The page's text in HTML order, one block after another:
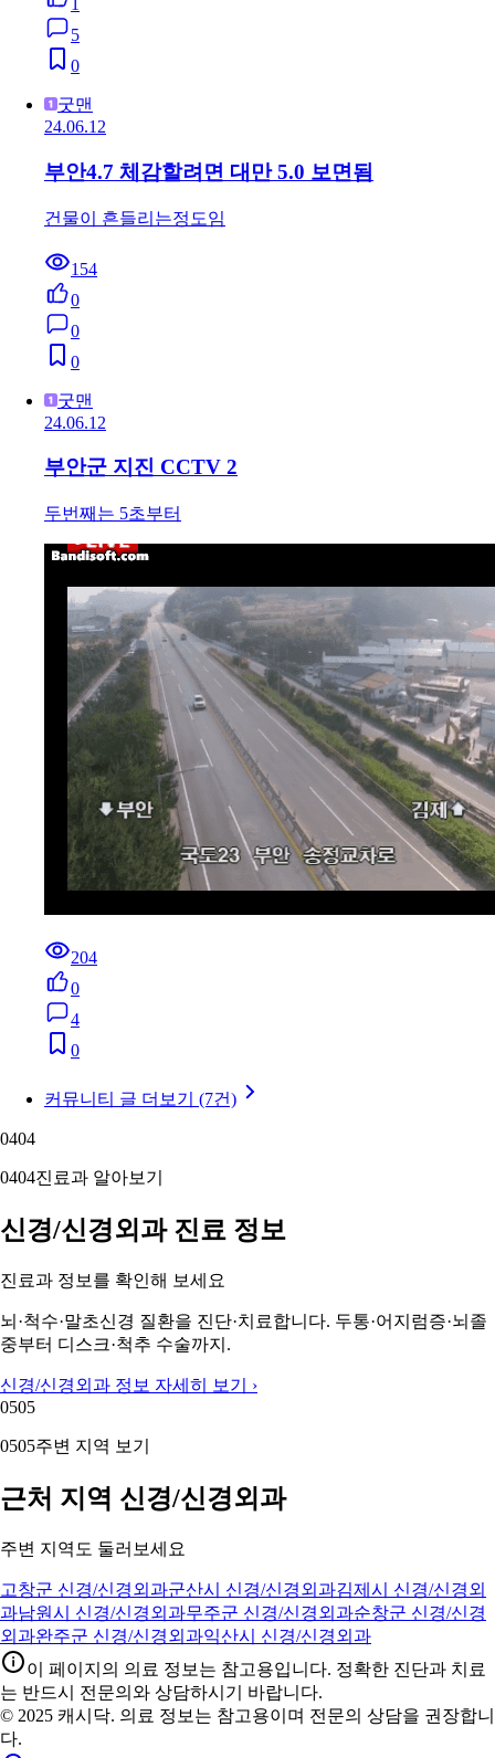
1
5
0
굿맨
24.06.12
부안4.7 체감할려면 대만 5.0 보면됨
건물이 흔들리는정도임
154
0
0
0
굿맨
24.06.12
부안군 지진 CCTV 2
두번째는 5초부터
204
0
4
0
커뮤니티 글 더보기 (7건)
0404
0404진료과 알아보기
신경/신경외과 진료 정보
진료과 정보를 확인해 보세요
뇌·척수·말초신경 질환을 진단·치료합니다. 두통·어지럼증·뇌졸
중부터 디스크·척추 수술까지.
신경/신경외과 정보 자세히 보기 ›
0505
0505주변 지역 보기
근처 지역 신경/신경외과
주변 지역도 둘러보세요
고창군 신경/신경외과군산시 신경/신경외과김제시 신경/신경외
과남원시 신경/신경외과무주군 신경/신경외과순창군 신경/신경
외과완주군 신경/신경외과익산시 신경/신경외과
이 페이지의 의료 정보는 참고용입니다. 정확한 진단과 치료
는 반드시 전문의와 상담하시기 바랍니다.
© 2025 캐시닥. 의료 정보는 참고용이며 전문의 상담을 권장합니
다.